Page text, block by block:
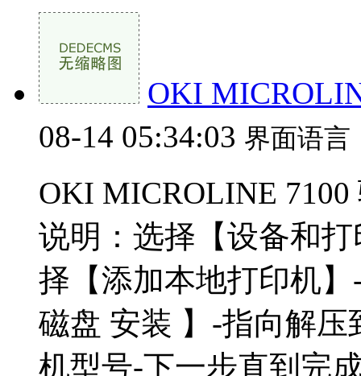
OKI
08-14 05:34:03 界面语言
OKI MICROLINE
说明：选择【设备和
择【添加本地打印机
磁盘 安装 】-指向解
机型号-下一步直到完